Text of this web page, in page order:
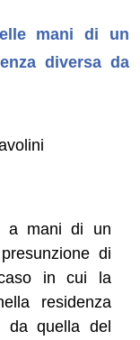
mani di un
diversa da
a mani di un
di
in cui la
residenza
da quella del